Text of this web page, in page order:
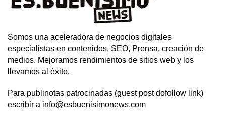
Somos una aceleradora de negocios digitales
especialistas en contenidos, SEO, Prensa, creación de
medios. Mejoramos rendimientos de sitios web y los
llevamos al éxito.
Para publinotas patrocinadas (guest post dofollow link)
escribir a info@esbuenisimonews.com